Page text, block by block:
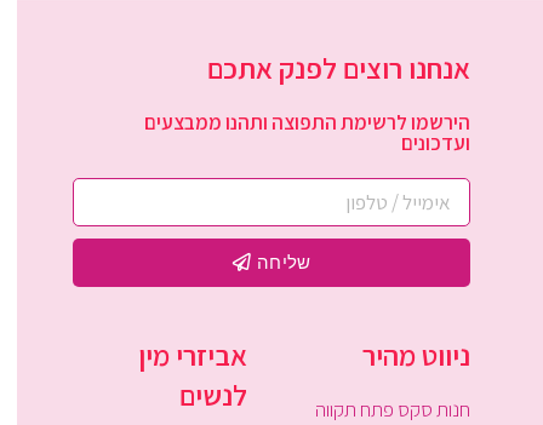
אנחנו רוצים לפנק אתכם
הירשמו לרשימת התפוצה ותהנו ממבצעים
ועדכונים
שליחה
ניווט מהיר
חנות סקס פתח תקווה
אביזרי מין
לנשים